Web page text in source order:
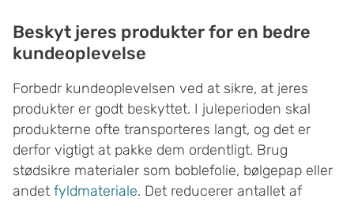
Beskyt jeres produkter for en bedre
kundeoplevelse
Forbedr kundeoplevelsen ved at sikre, at jeres
produkter er godt beskyttet. I juleperioden skal
produkterne ofte transporteres langt, og det er
derfor vigtigt at pakke dem ordentligt. Brug
stødsikre materialer som boblefolie, bølgepap eller
andet fyldmateriale. Det reducerer antallet af